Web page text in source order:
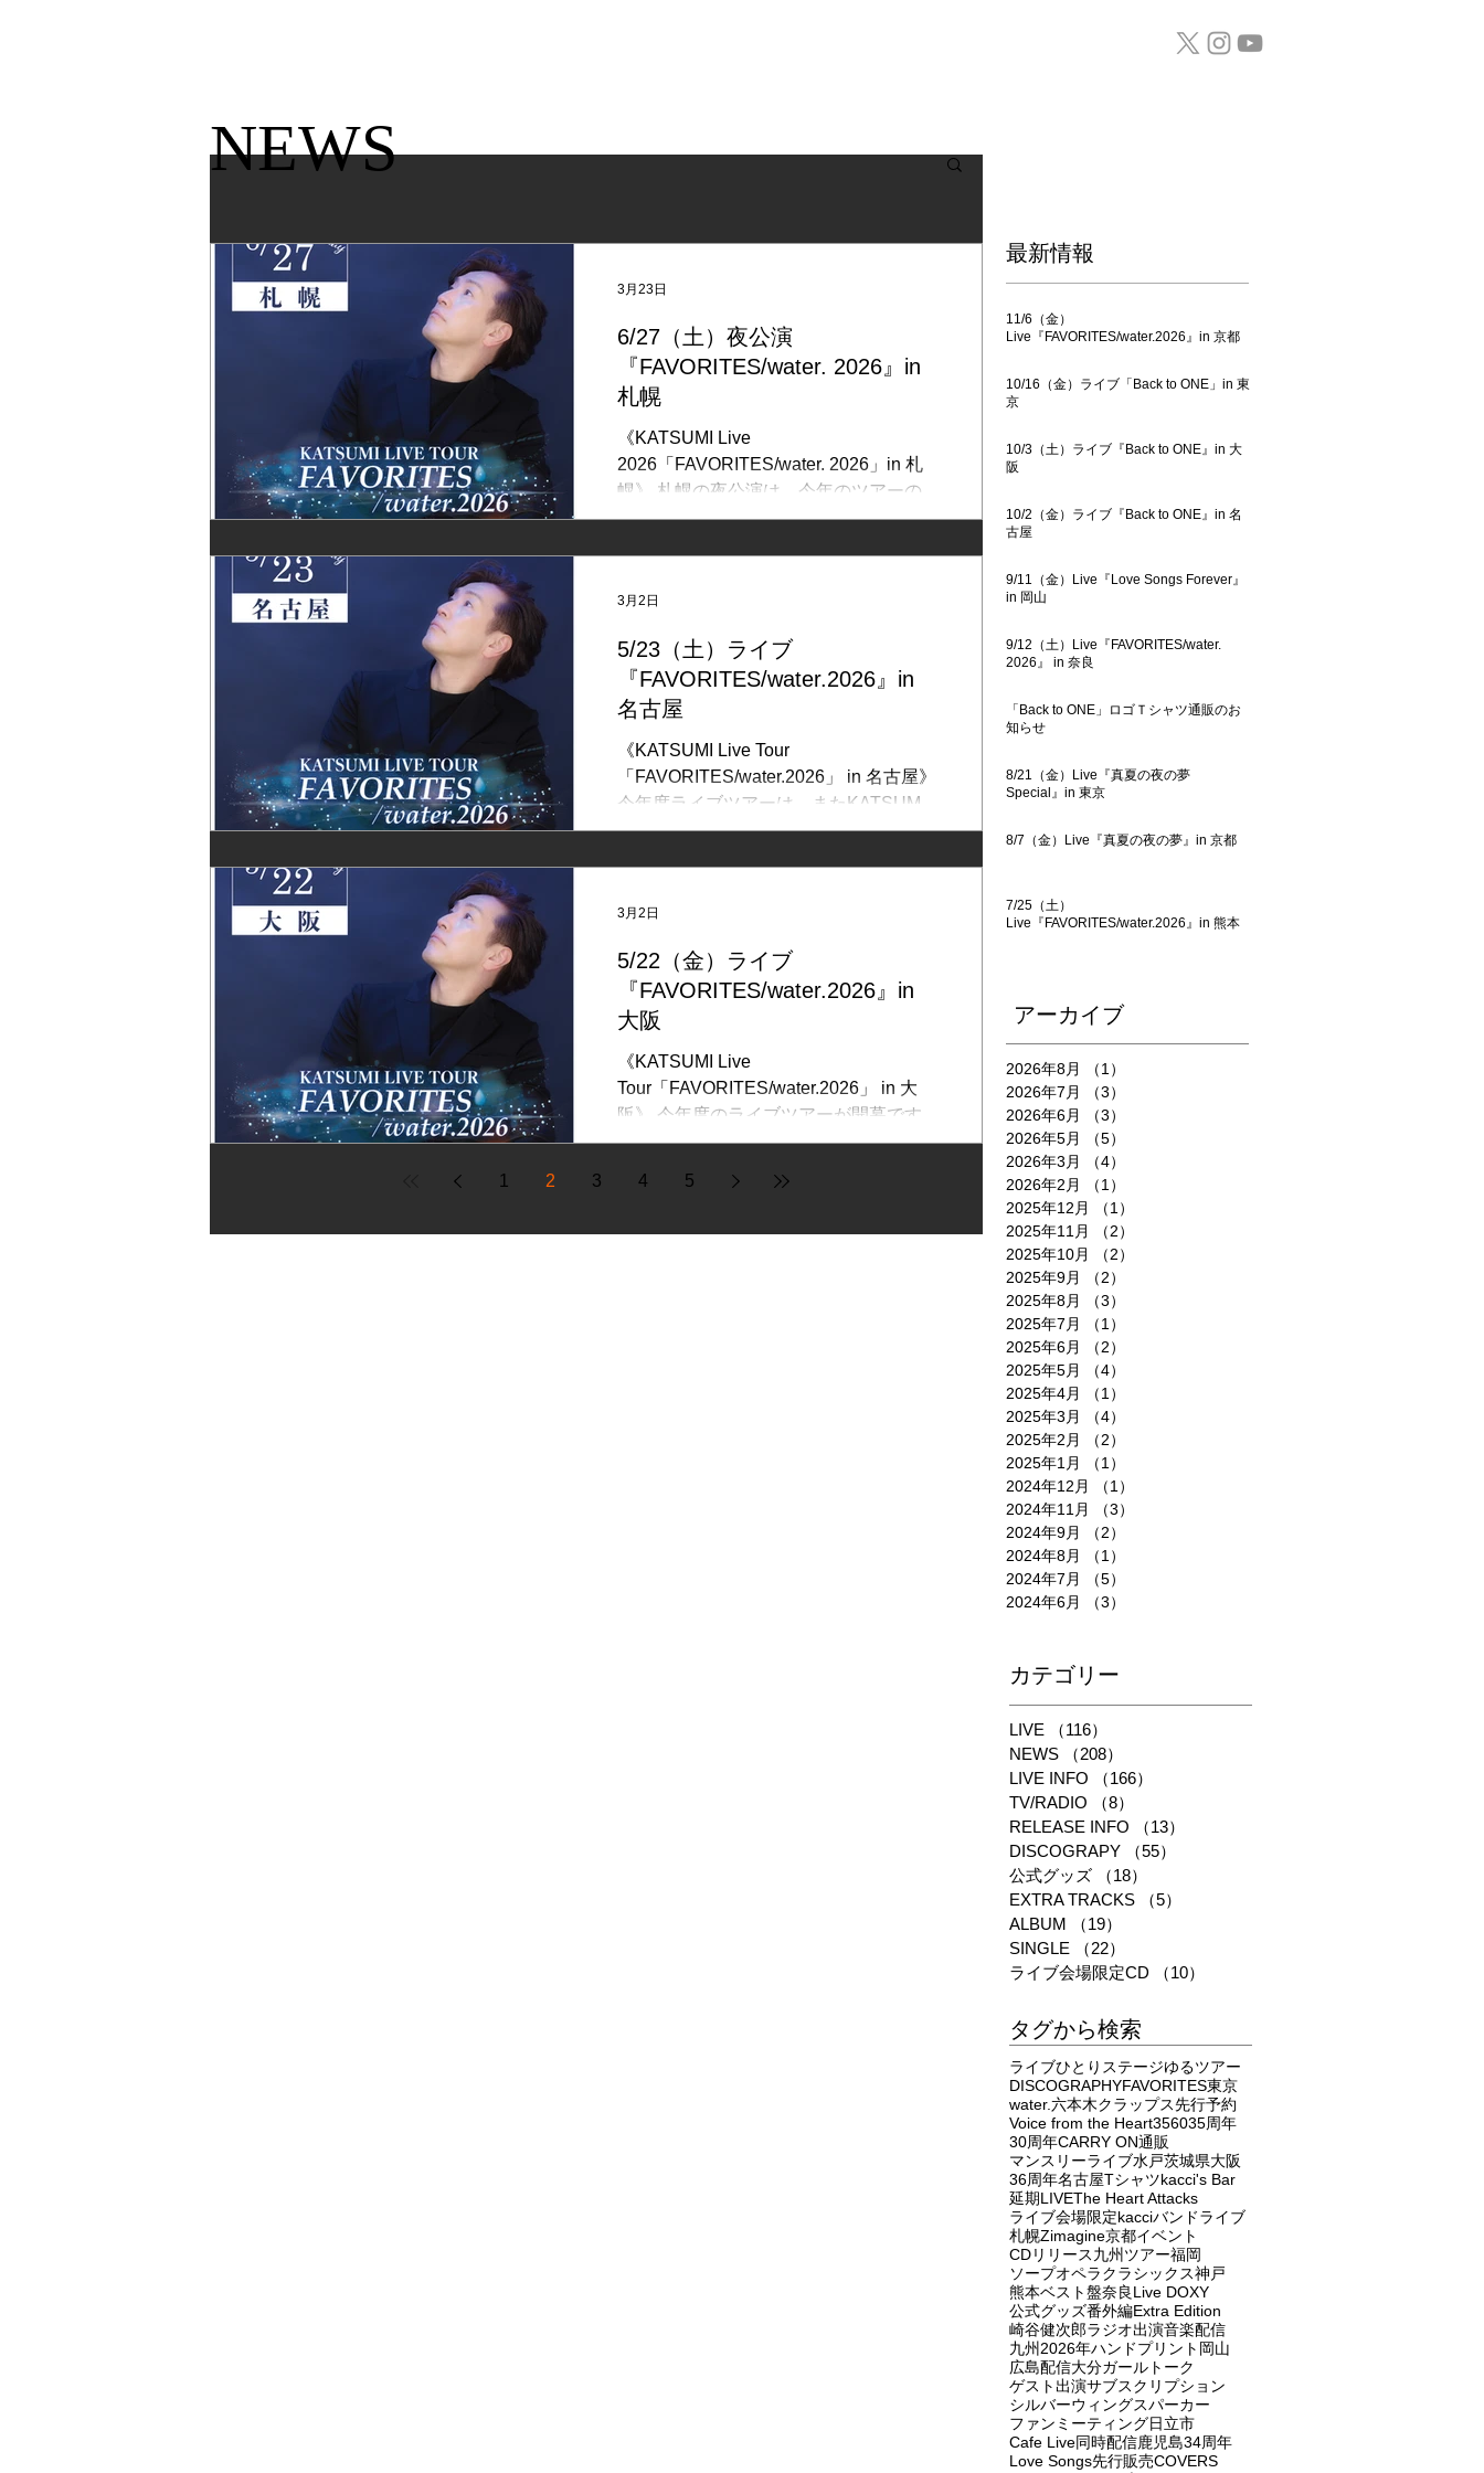
6/27（土）夜公演
『FAVORITES/water. 2026』in
札幌
《KATSUMI Live
2026「FAVORITES/water. 2026」in 札
幌》 札幌の夜公演は、今年のツアーのプ
ログラム「FAVORITES/water.」をお届
2026/6/27（土） 開場18:00/開演18:30 ◆
央区南1条西20丁目1-25 アウルビル
B1） Tel:011-218-1656 ◆出演：
KATSUMI（vo,gt,pf） ◆料金：事前予約
税込） ＊ 昼と夜の通し の場合は割引適
用で、事前予約 12,500円 （税込） ＊別
途、ドリンク代（600円） をお願いいた
します。 ＊全自由 ＊ 4/5〜4/26までの予
う にて 4/5（日）正午12:00 〜
予約順に整理番号が付きます。
4/27（月）以降は、一般予約で、整理番
号は付きません。
3月23日
5/23（土）ライブ
『FAVORITES/water.2026』in
名古屋
《KATSUMI Live Tour
「FAVORITES/water.2026」 in 名古屋》
今年度ライブツアーは、またKATSUMI
にとっての新たな第一歩です。 皆様と存
◆日時： 2026/5/23（土 ）開場17:00/開
KATSUMI（vo,pf,ag） ◆料金：事前予約
6,500円 （税込）/当日7,000円（税込）
＊別途、 当日テーブルチャージ（500
全自由（入場整理番号あり） ＊未就学児
は無料。ただし、座席が必要な場合はチ
ケット (¥2,500) 購入が必要です。 ◆予
約方法： 【FC会員+メルマガ会員先行予
約】3/8（日） 10:00 〜3/14（土） 23:50
3月2日
5/22（金）ライブ
『FAVORITES/water.2026』in
大阪
《KATSUMI Live
Tour「FAVORITES/water.2026」 in 大
阪》 今年度のライブツアーが開幕です。
今年も、皆様の心に残るようなライブを
に！ ご来場を心よりお待ちしておりま
3月2日
1 2 3 4 5
NEWS​
​最新情報
11/6（金）
Live『FAVORITES/water.2026』in 京都
10/16（金）ライブ「Back to ONE」in 東
京
10/3（土）ライブ『Back to ONE』in 大
阪
10/2（金）ライブ『Back to ONE』in 名
古屋
9/11（金）Live『Love Songs Forever』
in 岡山
9/12（土）Live『FAVORITES/water.
2026』 in 奈良
「Back to ONE」ロゴＴシャツ通販のお
知らせ
8/21（金）Live『真夏の夜の夢
Special』in 東京
8/7（金）Live『真夏の夜の夢』in 京都
7/25（土）
Live『FAVORITES/water.2026』in 熊本
アーカイブ
2026年8月 （1）
2026年7月
（3）
2026年6月
（3）
2026年5月
（5）
2026年3月
（4）
2026年2月
（1）
2025年12月
（1）
2025年11月
（2）
2025年10月
（2）
2025年9月
（2）
2025年8月
（3）
2025年7月
（1）
2025年6月
（2）
2025年5月
（4）
2025年4月
（1）
2025年3月
（4）
2025年2月
（2）
2025年1月
（1）
2024年12月
（1）
2024年11月
（3）
2024年9月
（2）
2024年8月
（1）
2024年7月
（5）
2024年6月
（3）
​カテゴリー
LIVE （116）
NEWS
（208）
LIVE INFO
（166）
TV/RADIO
（8）
RELEASE INFO
（13）
DISCOGRAPY
（55）
公式グッズ
（18）
EXTRA TRACKS
（5）
ALBUM
（19）
SINGLE
（22）
ライブ会場限定CD
（10）
タグから検索
ライブひとりステージゆるツアー
DISCOGRAPHYFAVORITES東京
water.六本木クラップス先行予約
Voice from the Heart356035周年
30周年CARRY ON通販
マンスリーライブ水戸茨城県大阪
36周年名古屋Tシャツkacci's Bar
延期LIVEThe Heart Attacks
ライブ会場限定kacciバンドライブ
札幌Zimagine京都イベント
CDリリース九州ツアー福岡
ソープオペラクラシックス神戸
熊本ベスト盤奈良Live DOXY
公式グッズ番外編Extra Edition
崎谷健次郎ラジオ出演音楽配信
九州 2026年ハンドプリント 岡山
広島配信大分ガールトーク
ゲスト出演サブスクリプション
シルバーウィングスパーカー
ファンミーティング日立市
Cafe Live同時配信鹿児島34周年
Love Songs先行販売COVERS